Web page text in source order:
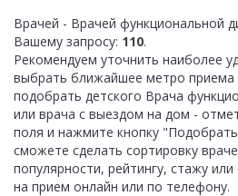
Врачей - Врачей функциональной
Вашему запросу: 110.
Рекомендуем уточнить наиболее
выбрать ближайшее метро приема
подобрать детского Врача
или врача с выездом на дом -
поля и нажмите кнопку
сможете сделать сортировку
популярности, рейтингу, стажу
на прием онлайн или по телефону.